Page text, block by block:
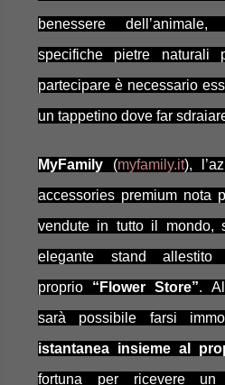
benessere
specifiche pietre naturali
partecipare è necessario
un tappetino dove far
MyFamily (myfamily.it),
accessories premium nota
vendute in tutto il mondo,
elegante stand
proprio “Flower Store”.
sarà possibile farsi
istantanea insieme al
fortuna per ricevere